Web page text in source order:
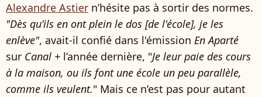
Alexandre Astier n’hésite pas à sortir des normes.
"Dès qu’ils en ont plein le dos [de l'école], je les
enlève", avait-il confié dans l'émission En Aparté
sur Canal + l’année dernière, "Je leur paie des cours
à la maison, ou ils font une école un peu parallèle,
comme ils veulent." Mais ce n’est pas pour autant